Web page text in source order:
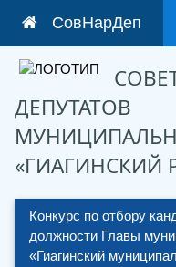
СовНарДеп
ДЕПУТАТОВ
«ГИАГИНСКИЙ
Конкурс по отбору
должности Главы
«Гиагинский